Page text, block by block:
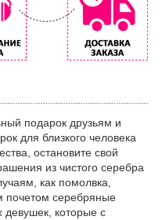
подарок друзьям и
для близкого человека
остановите свой
из чистого серебра
как помолвка,
почетом серебряные
которые с